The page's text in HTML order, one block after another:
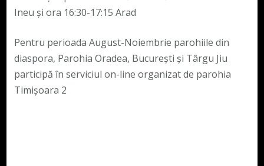
Ineu și ora 16:30-17:15 Arad
Pentru perioada August-Noiembrie parohiile din
diaspora, Parohia Oradea, București și Târgu Jiu
participă în serviciul on-line organizat de parohia
Timișoara 2